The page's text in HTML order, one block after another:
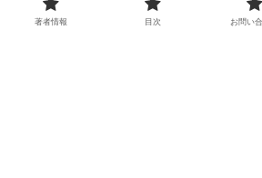
2025年9月
著者情報 目次 お問い